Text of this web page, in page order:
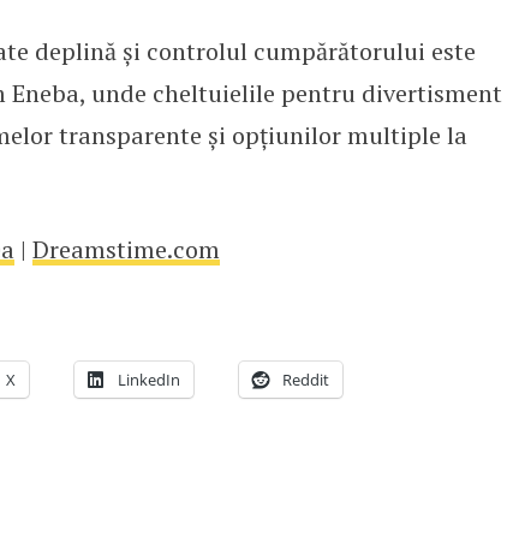
deplină și controlul cumpărătorului este
unde cheltuielile pentru divertisment
transparente și opțiunilor multiple la
| Dreamstime.com
X LinkedIn Reddit